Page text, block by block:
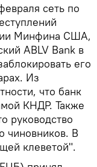
сеть по
Минфина США,
ABLV Bank в
его
Из
что банк
КНДР. Также
руководство
чиновников. В
клеветой".